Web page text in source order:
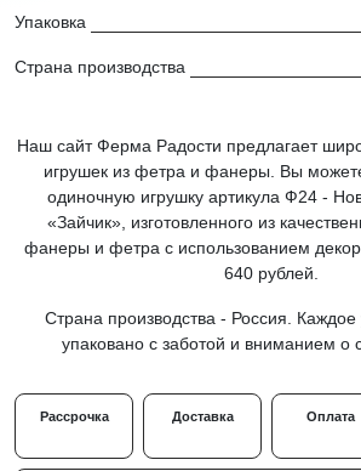
Упаковка
Страна производства
Наш сайт Ферма Радости предлагает
игрушек из фетра и фанеры. Вы
одиночную игрушку артикула Ф24 -
«Зайчик», изготовленного из
фанеры и фетра с использованием
640 рублей.
Страна производства - Россия.
упаковано с заботой и вниманием о
Рассрочка Доставка Оплата